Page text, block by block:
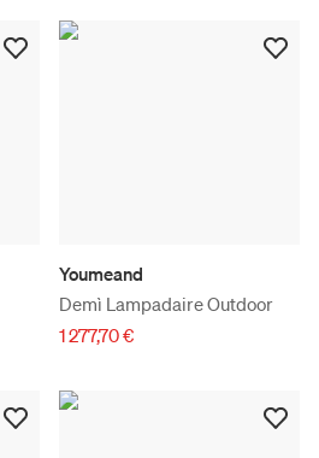
Youmeand
Demì Lampadaire Outdoor
1 277,70 €